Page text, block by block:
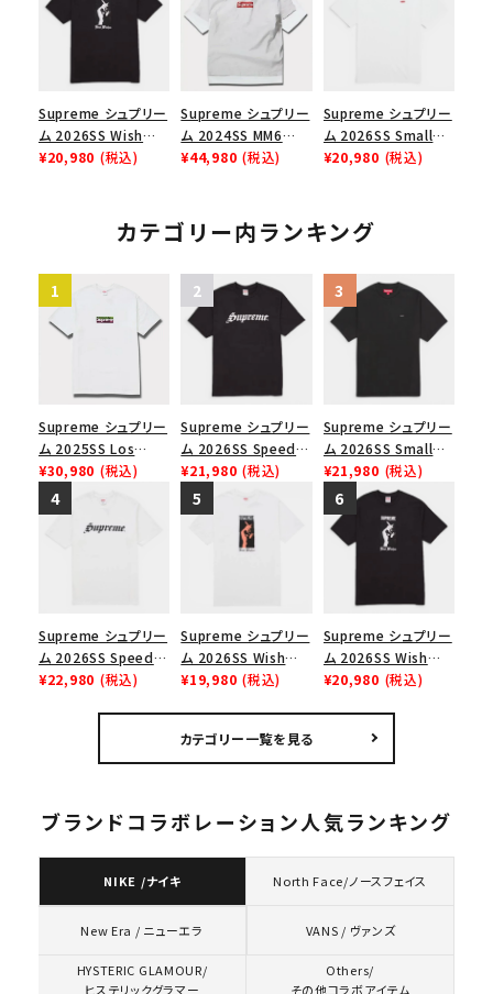
スロゴTシャツ ホワ
Supreme シュプリー
ム 2026SS Wish
Tee ウィッシュTシ
¥20,980 (税込)
Supreme シュプリー
ム 2024SS MM6
Maison Margiela
クスロゴTシャツ ホ
ワイト 白
¥44,980 (税込)
Supreme シュプリー
ム 2026SS Small
Box Tee スモールボ
¥20,980 (税込)
カテゴリー内ランキング
Supreme シュプリー
ム 2025SS Los
Angeles Fire Relief
Box Logo Tee ファ
イヤーリリーフボック
スロゴTシャツ ホワ
¥30,980 (税込)
Supreme シュプリー
ム 2026SS Speed
Tee スピードTシャツ
ブラック
¥21,980 (税込)
Supreme シュプリー
ム 2026SS Small
Box Tee スモールボ
ックスTシャツ ブラッ
ク
¥21,980 (税込)
Supreme シュプリー
ム 2026SS Speed
Tee スピードTシャツ
¥22,980 (税込)
Supreme シュプリー
ム 2026SS Wish
Tee ウィッシュTシ
¥19,980 (税込)
Supreme シュプリー
ム 2026SS Wish
Tee ウィッシュTシ
¥20,980 (税込)
カテゴリー一覧を見る
ブランドコラボレーション人気ランキング
NIKE /ナイキ North Face/ノースフェイス
New Era / ニューエラ VANS / ヴァンズ
HYSTERIC GLAMOUR/
ヒステリックグラマー
Others/
その他コラボアイテム